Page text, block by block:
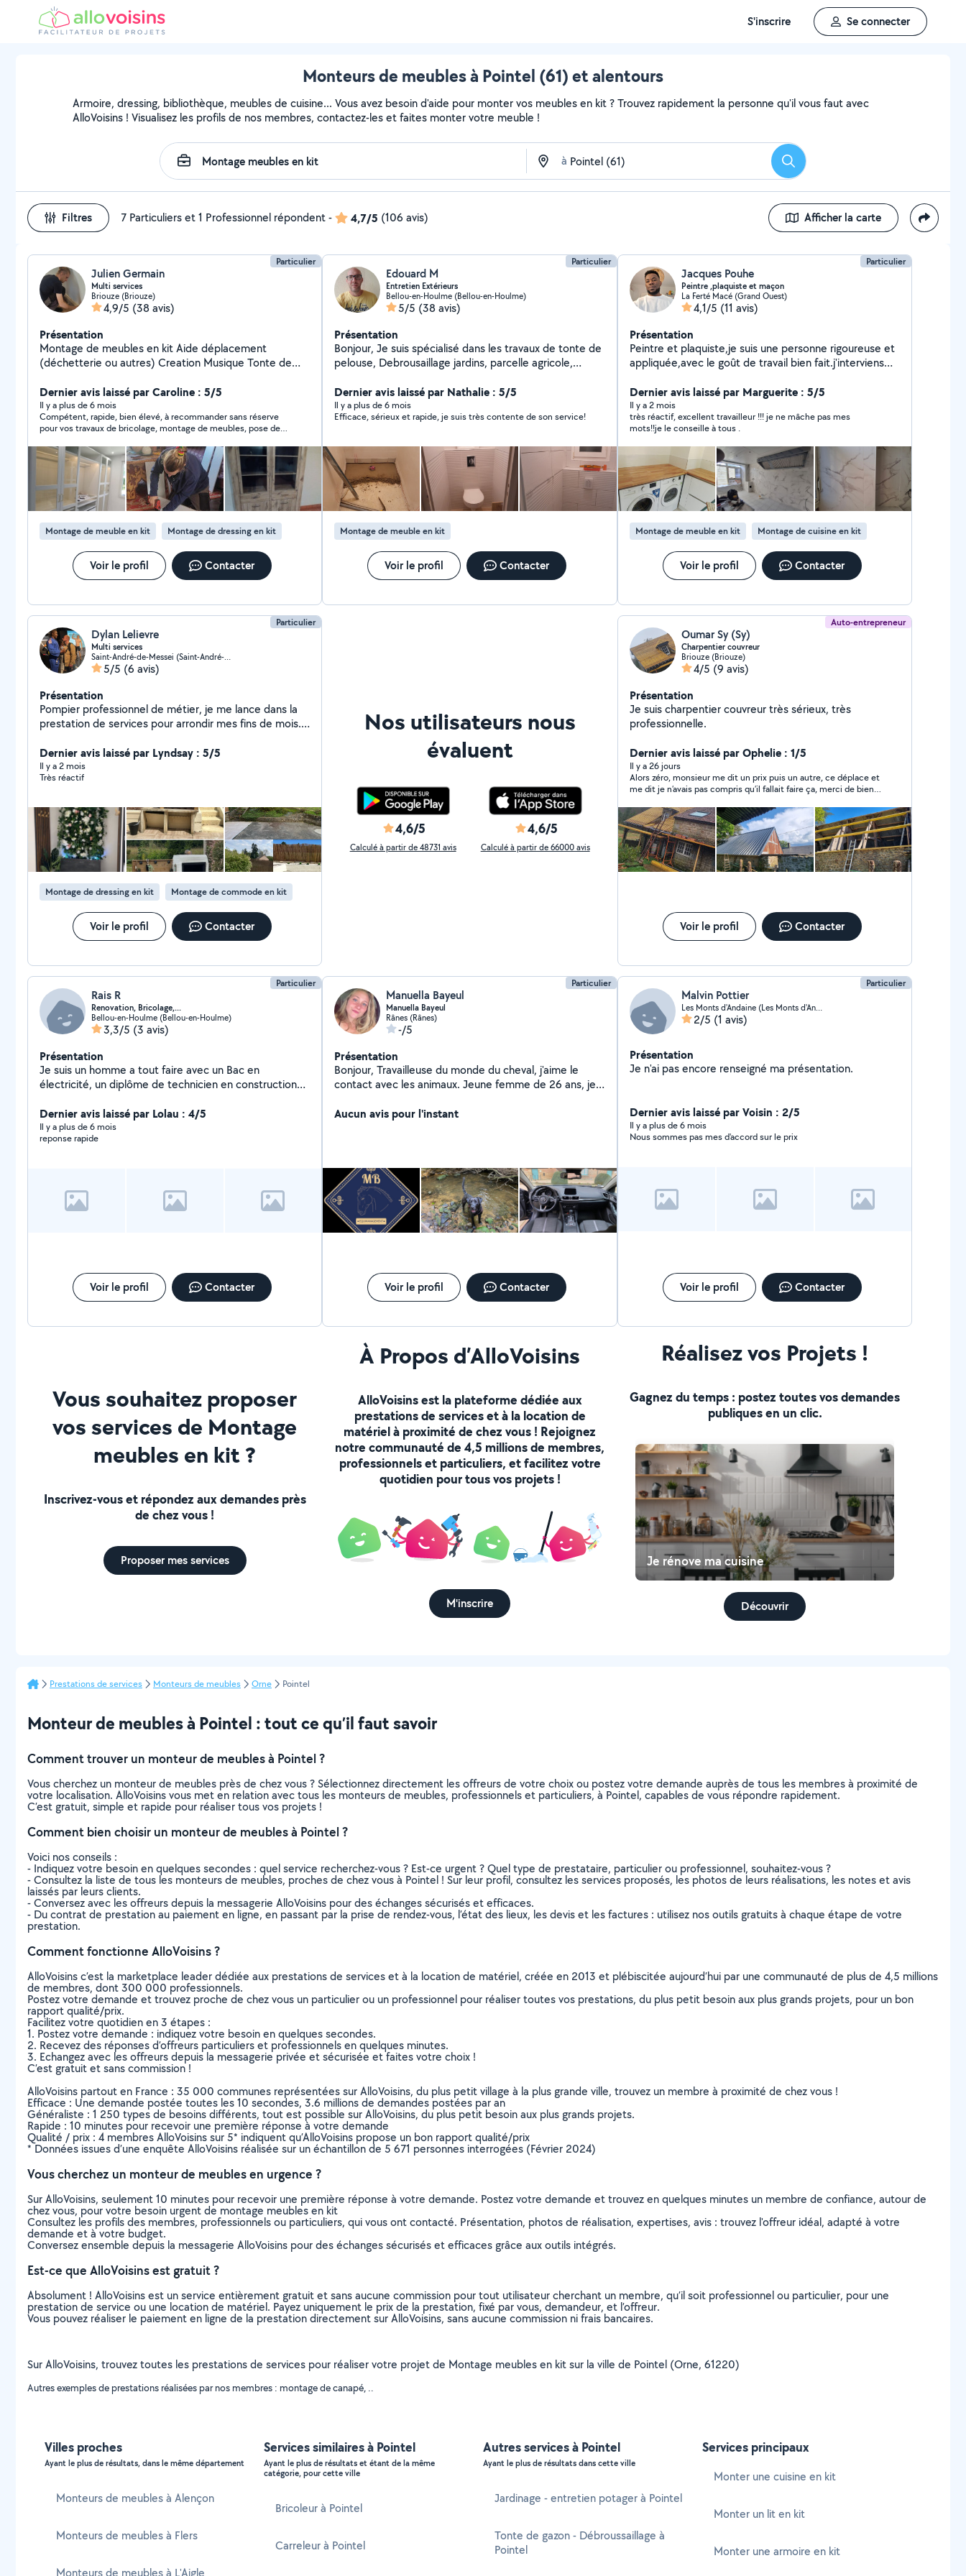
S'inscrire Se connecter
Monteurs de meubles à Pointel (61) et alentours
Armoire, dressing, bibliothèque, meubles de cuisine... Vous avez besoin d'aide pour monter vos meubles en kit ? Trouvez rapidement la personne qu'il vous faut avec
AlloVoisins ! Visualisez les profils de nos membres, contactez-les et faites monter votre meuble !
à Rechercher
Filtres 7 Particuliers et 1 Professionnel répondent- 4,7/5 (106 avis) Afficher la carte
Particulier
Julien Germain
Multi services
Briouze (Briouze)
4,9/5 (38 avis)
Présentation
Montage de meubles en kit Aide déplacement
(déchetterie ou autres) Creation Musique Tonte de
perdu grâce à la détection Ou autre demande
Dernier avis laissé par Caroline : 5/5
Il y a plus de 6 mois
Compétent, rapide, bien élevé, à recommander sans réserve
pour vos travaux de bricolage, montage de meubles, pose de
Montage de meuble en kit Montage de dressing en kit
Voir le profil Contacter
Particulier
Edouard M
Entretien Extérieurs
Bellou-en-Houlme (Bellou-en-Houlme)
5/5 (38 avis)
Présentation
Bonjour, Je suis spécialisé dans les travaux de tonte de
pelouse, Debrousaillage jardins, parcelle agricole,
abattage, bois de chauffage. Tous travaux entretien
extérieurs. J'ai le matériel Adéquat. Je suis sérieux et
consciencieux. Cordialement
Dernier avis laissé par Nathalie : 5/5
Il y a plus de 6 mois
Efficace, sérieux et rapide, je suis très contente de son service!
Montage de meuble en kit
Voir le profil Contacter
Particulier
Jacques Pouhe
Peintre ,plaquiste et maçon
La Ferté Macé (Grand Ouest)
4,1/5 (11 avis)
Présentation
Peintre et plaquiste,je suis une personne rigoureuse et
appliquée,avec le goût de travail bien fait.j'interviens
respectant les delais,les consignes et la qualité
attendue.
Dernier avis laissé par Marguerite : 5/5
Il y a 2 mois
très réactif, excellent travailleur !!! je ne mâche pas mes
mots!!je le conseille à tous .
Montage de meuble en kit Montage de cuisine en kit
Voir le profil Contacter
Particulier
Dylan Lelievre
Multi services
Saint-André-de-Messei (Saint-André-de-Messei)
5/5 (6 avis)
Présentation
Pompier professionnel de métier, je me lance dans la
prestation de services pour arrondir mes fins de mois.
professionnellement, j'interviens dans divers domaines :
peinture, rénovation, espaces verts, création de
mobilier, nettoyage, paysagiste, etc. Travail soigné et
tout juste ici, mon objectif est d'ouvrir ma micro-
entreprise dans un futur proche :) Retrouvez mon
travail dans la catégorie photo :)
Dernier avis laissé par Lyndsay : 5/5
Il y a 2 mois
Très réactif
Montage de dressing en kit Montage de commode en kit
Voir le profil Contacter
Nos utilisateurs nous
évaluent
4,6/5
Calculé à partir de 48731 avis
4,6/5
Calculé à partir de 66000 avis
Auto-entrepreneur
Oumar Sy (Sy)
Charpentier couvreur
Briouze (Briouze)
4/5 (9 avis)
Présentation
Je suis charpentier couvreur très sérieux, très
professionnelle.
Dernier avis laissé par Ophelie : 1/5
Il y a 26 jours
Alors zéro, monsieur me dit un prix puis un autre, ce déplace et
me dit je n’avais pas compris qu’il fallait faire ça, merci de bien
me dit je vous dit tel jour , et pas eu de nouvelles, j’aurais
préférer être informé que le chantier de vous intéresse plus,
plutôt que perdre du temps avec un fantôme..
Voir le profil Contacter
Particulier
Rais R
Renovation, Bricolage,...
Bellou-en-Houlme (Bellou-en-Houlme)
3,3/5 (3 avis)
Présentation
Je suis un homme a tout faire avec un Bac en
électricité, un diplôme de technicien en construction
Dernier avis laissé par Lolau : 4/5
Il y a plus de 6 mois
reponse rapide
Voir le profil Contacter
Particulier
Manuella Bayeul
Manuella Bayeul
Rânes (Rânes)
-/5
Présentation
Bonjour, Travailleuse du monde du cheval, j'aime le
contact avec les animaux. Jeune femme de 26 ans, je
contacter pour du ménage ou autres travaux d'aides à
Aucun avis pour l'instant
Voir le profil Contacter
Particulier
Malvin Pottier
Les Monts d'Andaine (Les Monts d'Andaine)
2/5 (1 avis)
Présentation
Je n'ai pas encore renseigné ma présentation.
Dernier avis laissé par Voisin : 2/5
Il y a plus de 6 mois
Nous sommes pas mes d'accord sur le prix
Voir le profil Contacter
Vous souhaitez proposer
vos services de Montage
meubles en kit ?
Inscrivez-vous et répondez aux demandes près
de chez vous !
Proposer mes services
À Propos d’AlloVoisins
AlloVoisins est la plateforme dédiée aux
prestations de services et à la location de
matériel à proximité de chez vous ! Rejoignez
notre communauté de 4,5 millions de membres,
professionnels et particuliers, et facilitez votre
quotidien pour tous vos projets !
M'inscrire
Réalisez vos Projets !
Gagnez du temps : postez toutes vos demandes
publiques en un clic.
Je rénove ma cuisine
Découvrir
Prestations de services Monteurs de meubles Orne Pointel
Monteur de meubles à Pointel : tout ce qu’il faut savoir
Comment trouver un monteur de meubles à Pointel ?
Vous cherchez un monteur de meubles près de chez vous ? Sélectionnez directement les offreurs de votre choix ou postez votre demande auprès de tous les membres à proximité de
votre localisation. AlloVoisins vous met en relation avec tous les monteurs de meubles, professionnels et particuliers, à Pointel, capables de vous répondre rapidement.
C’est gratuit, simple et rapide pour réaliser tous vos projets !
Comment bien choisir un monteur de meubles à Pointel ?
Voici nos conseils :
- Indiquez votre besoin en quelques secondes : quel service recherchez-vous ? Est-ce urgent ? Quel type de prestataire, particulier ou professionnel, souhaitez-vous ?
- Consultez la liste de tous les monteurs de meubles, proches de chez vous à Pointel ! Sur leur profil, consultez les services proposés, les photos de leurs réalisations, les notes et avis
laissés par leurs clients.
- Conversez avec les offreurs depuis la messagerie AlloVoisins pour des échanges sécurisés et efficaces.
- Du contrat de prestation au paiement en ligne, en passant par la prise de rendez-vous, l’état des lieux, les devis et les factures : utilisez nos outils gratuits à chaque étape de votre
prestation.
Comment fonctionne AlloVoisins ?
AlloVoisins c’est la marketplace leader dédiée aux prestations de services et à la location de matériel, créée en 2013 et plébiscitée aujourd’hui par une communauté de plus de 4,5 millions
de membres, dont 300 000 professionnels.
Postez votre demande et trouvez proche de chez vous un particulier ou un professionnel pour réaliser toutes vos prestations, du plus petit besoin aux plus grands projets, pour un bon
rapport qualité/prix.
Facilitez votre quotidien en 3 étapes :
1. Postez votre demande : indiquez votre besoin en quelques secondes.
2. Recevez des réponses d’offreurs particuliers et professionnels en quelques minutes.
3. Echangez avec les offreurs depuis la messagerie privée et sécurisée et faites votre choix !
C’est gratuit et sans commission !
AlloVoisins partout en France : 35 000 communes représentées sur AlloVoisins, du plus petit village à la plus grande ville, trouvez un membre à proximité de chez vous !
Efficace : Une demande postée toutes les 10 secondes, 3.6 millions de demandes postées par an
Généraliste : 1 250 types de besoins différents, tout est possible sur AlloVoisins, du plus petit besoin aux plus grands projets.
Rapide : 10 minutes pour recevoir une première réponse à votre demande
Qualité / prix : 4 membres AlloVoisins sur 5* indiquent qu’AlloVoisins propose un bon rapport qualité/prix
* Données issues d’une enquête AlloVoisins réalisée sur un échantillon de 5 671 personnes interrogées (Février 2024)
Vous cherchez un monteur de meubles en urgence ?
Sur AlloVoisins, seulement 10 minutes pour recevoir une première réponse à votre demande. Postez votre demande et trouvez en quelques minutes un membre de confiance, autour de
chez vous, pour votre besoin urgent de montage meubles en kit
Consultez les profils des membres, professionnels ou particuliers, qui vous ont contacté. Présentation, photos de réalisation, expertises, avis : trouvez l'offreur idéal, adapté à votre
demande et à votre budget.
Conversez ensemble depuis la messagerie AlloVoisins pour des échanges sécurisés et efficaces grâce aux outils intégrés.
Est-ce que AlloVoisins est gratuit ?
Absolument ! AlloVoisins est un service entièrement gratuit et sans aucune commission pour tout utilisateur cherchant un membre, qu’il soit professionnel ou particulier, pour une
prestation de service ou une location de matériel. Payez uniquement le prix de la prestation, fixé par vous, demandeur, et l’offreur.
Vous pouvez réaliser le paiement en ligne de la prestation directement sur AlloVoisins, sans aucune commission ni frais bancaires.
Sur AlloVoisins, trouvez toutes les prestations de services pour réaliser votre projet de Montage meubles en kit sur la ville de Pointel (Orne, 61220)
Autres exemples de prestations réalisées par nos membres : montage de canapé, ..
Villes proches
Ayant le plus de résultats, dans le même département
Monteurs de meubles à Alençon
Monteurs de meubles à Flers
Monteurs de meubles à L'Aigle
Services similaires à Pointel
Ayant le plus de résultats et étant de la même
catégorie, pour cette ville
Bricoleur à Pointel
Carreleur à Pointel
Autres services à Pointel
Ayant le plus de résultats dans cette ville
Jardinage - entretien potager à Pointel
Tonte de gazon - Débroussaillage à
Pointel
Services principaux
Monter une cuisine en kit
Monter un lit en kit
Monter une armoire en kit